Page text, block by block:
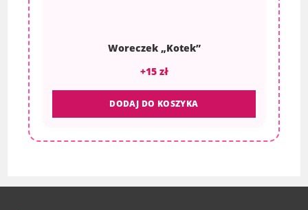
Woreczek „Kotek”
+15 zł
DODAJ DO KOSZYKA